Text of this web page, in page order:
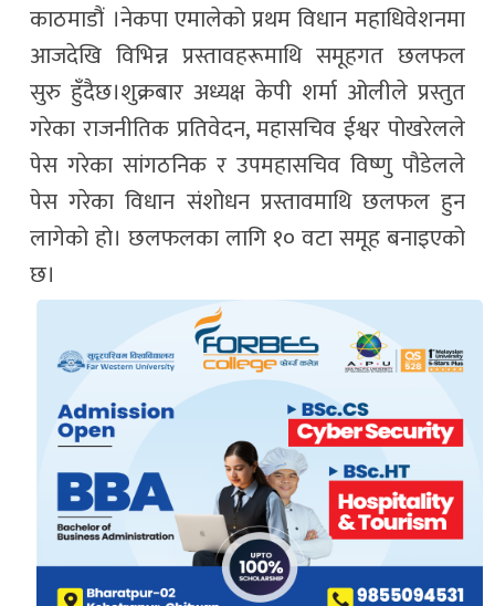
काठमाडौं ।नेकपा एमालेको प्रथम विधान महाधिवेशनमा
आजदेखि विभिन्न प्रस्तावहरूमाथि समूहगत छलफल
सुरु हुँदैछ।शुक्रबार अध्यक्ष केपी शर्मा ओलीले प्रस्तुत
गरेका राजनीतिक प्रतिवेदन, महासचिव ईश्वर पोखरेलले
पेस गरेका सांगठनिक र उपमहासचिव विष्णु पौडेलले
पेस गरेका विधान संशोधन प्रस्तावमाथि छलफल हुन
लागेको हो। छलफलका लागि १० वटा समूह बनाइएको
छ।